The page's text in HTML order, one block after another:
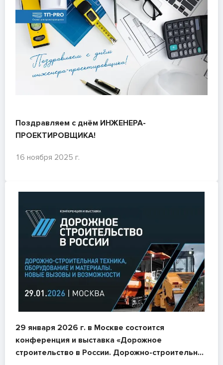
Поздравляем с днём ИНЖЕНЕРА-
ПРОЕКТИРОВЩИКА!
16 ноября 2025 г.
29 января 2026 г. в Москве состоится
конференция и выставка «Дорожное
строительство в России. Дорожно-строительная